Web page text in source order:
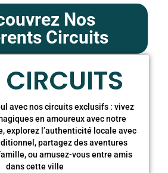
Nos
Circuits
avec nos circuits exclusifs : vivez
en amoureux avec notre
explorez l’authenticité locale avec
partagez des aventures
ou amusez-vous entre amis
dans cette ville